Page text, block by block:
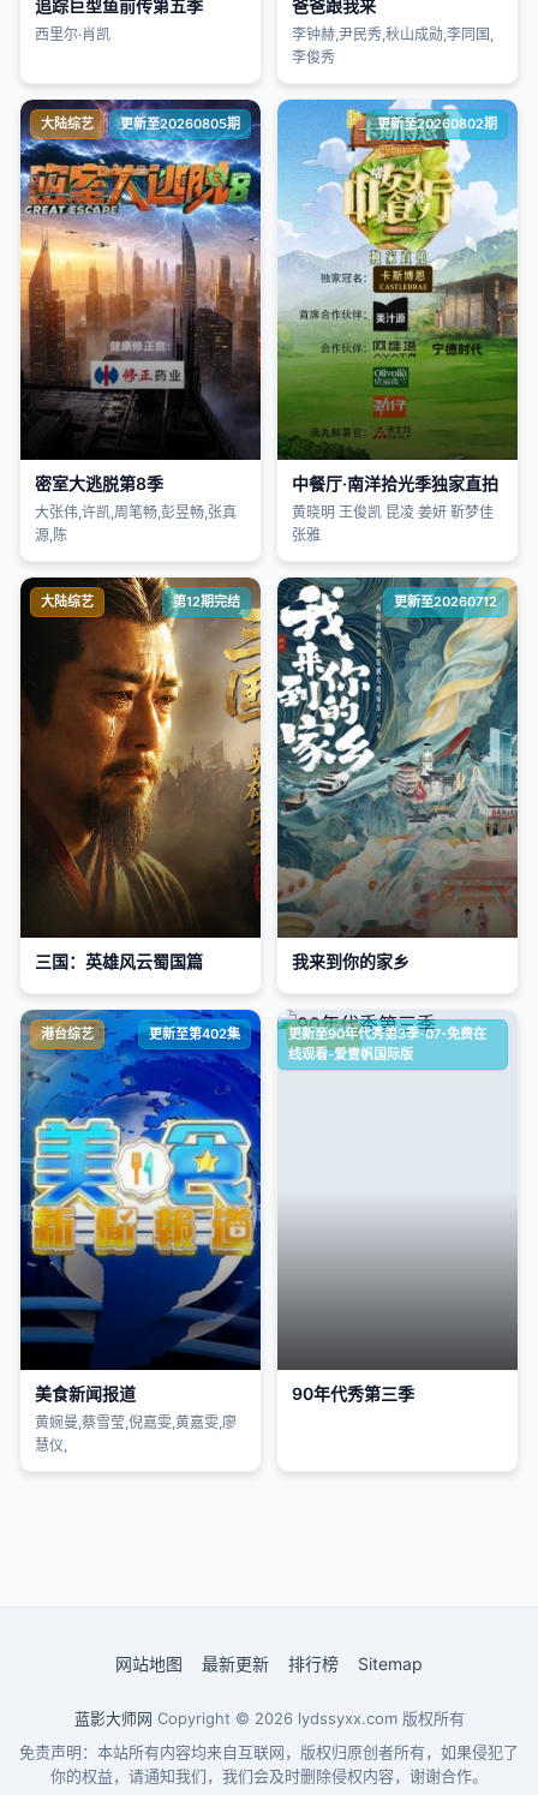
追踪巨型鱼前传第五季
西里尔·肖凯
爸爸跟我来
李钟赫,尹民秀,秋山成勋,李同国,
李俊秀
大陆综艺 更新至20260805期
密室大逃脱第8季
大张伟,许凯,周笔畅,彭昱畅,张真
源,陈
更新至20260802期
中餐厅·南洋拾光季独家直拍
黄晓明 王俊凯 昆凌 姜妍 靳梦佳
张雅
大陆综艺 第12期完结
三国：英雄风云蜀国篇
更新至20260712
我来到你的家乡
港台综艺 更新至第402集
美食新闻报道
黄婉曼,蔡雪莹,倪嘉雯,黄嘉雯,廖
慧仪,
欧美综艺
更新至90年代秀第3季-07-免费在
线观看-爱壹帆国际版
90年代秀第三季
网站地图 最新更新 排行榜 Sitemap
蓝影大师网 Copyright © 2026 lydssyxx.com 版权所有
免责声明：本站所有内容均来自互联网，版权归原创者所有，如果侵犯了
你的权益，请通知我们，我们会及时删除侵权内容，谢谢合作。